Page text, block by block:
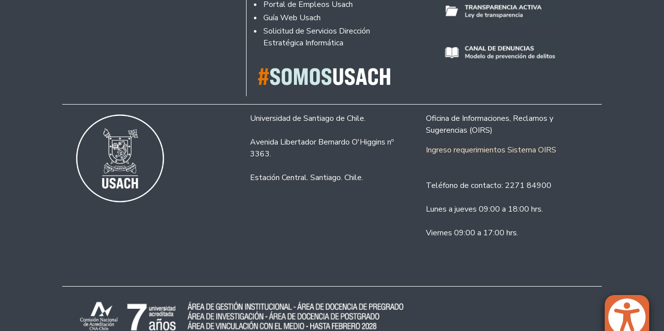
Portal de Empleos Usach
Guía Web Usach
Solicitud de Servicios Dirección
Estratégica Informática
Universidad de Santiago de Chile.
Avenida Libertador Bernardo O'Higgins nº
3363.
Estación Central. Santiago. Chile.
Oficina de Informaciones, Reclamos y
Sugerencias (OIRS)
Ingreso requerimientos Sistema OIRS
Teléfono de contacto: 2271 84900
Lunes a jueves 09:00 a 18:00 hrs.
Viernes 09:00 a 17:00 hrs.